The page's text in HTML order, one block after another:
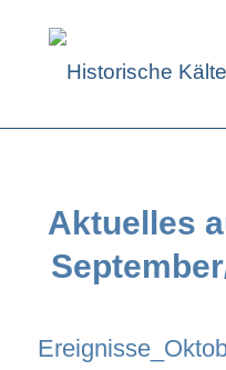
Aktuelles